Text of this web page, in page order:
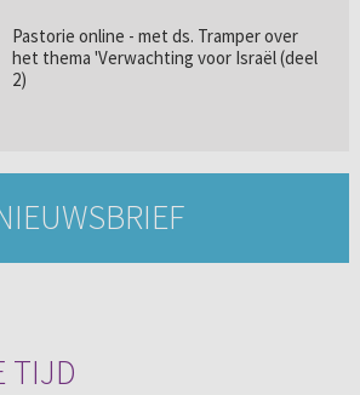
Pastorie online - met ds. Tramper over
het thema 'Verwachting voor Israël (deel
2)
TIJD